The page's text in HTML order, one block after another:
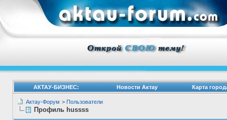
АКТАУ-БИЗНЕС: Новости Актау Карта
Актау-Форум > Пользователи
Профиль hussss